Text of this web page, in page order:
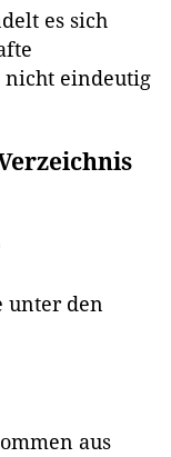
es sich
nicht eindeutig
unter den
aus